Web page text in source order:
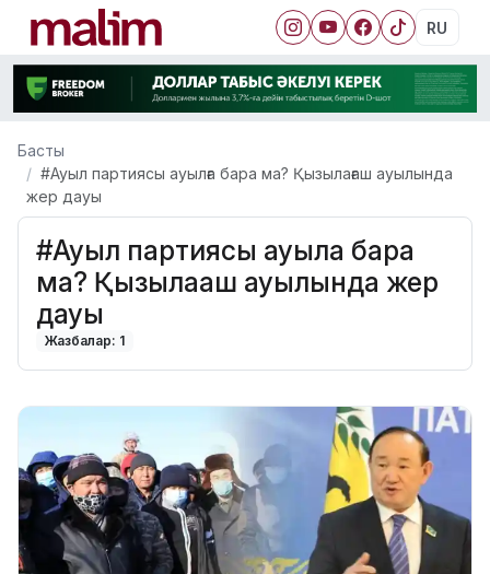
RU
Басты
#Ауыл партиясы ауылға бара ма? Қызылағаш ауылында
жер дауы
#Ауыл партиясы ауылға бара
ма? Қызылағаш ауылында жер
дауы
Жазбалар: 1